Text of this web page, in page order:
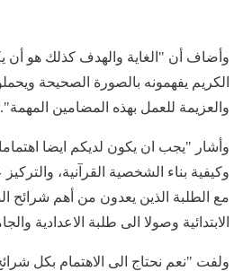
وأضاف أن "الغاية والهدف كذلك هو أن
الكريم يفهمونه بالصورة الصحيحة
والعزيمة للعمل بهذه المضامين المهمة".
وأشار "يجب ان يكون لديكم ايضا
وكيفية بناء الشخصية القرآنية،
مع الطلبة الذين يعدون من أهم شرائح
الابتدائية وصولا الى طلبة الاعدادية
ولفت "نعم نحتاج الى الاهتمام بكل